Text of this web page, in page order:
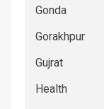
Gonda
Gorakhpur
Gujrat
Health